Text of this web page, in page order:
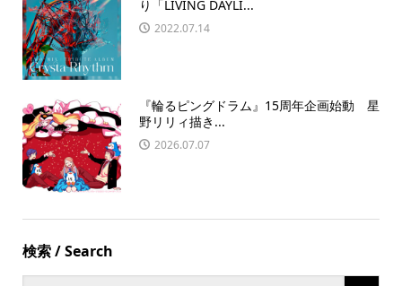
り「LIVING DAYLI...
2022.07.14
『輪るピングドラム』15周年企画始動 星
野リリィ描き...
2026.07.07
検索 / Search